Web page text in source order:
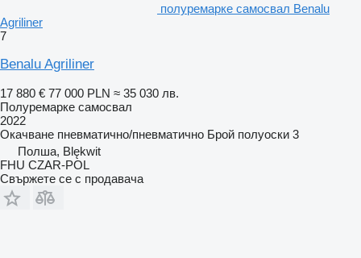
полуремарке самосвал Benalu
Agriliner
7
Benalu Agriliner
17 880 € 77 000 PLN ≈ 35 030 лв.
Полуремарке самосвал
2022
Окачване пневматично/пневматично Брой полуоски 3
Полша, Blękwit
FHU CZAR-POL
Свържете се с продавача